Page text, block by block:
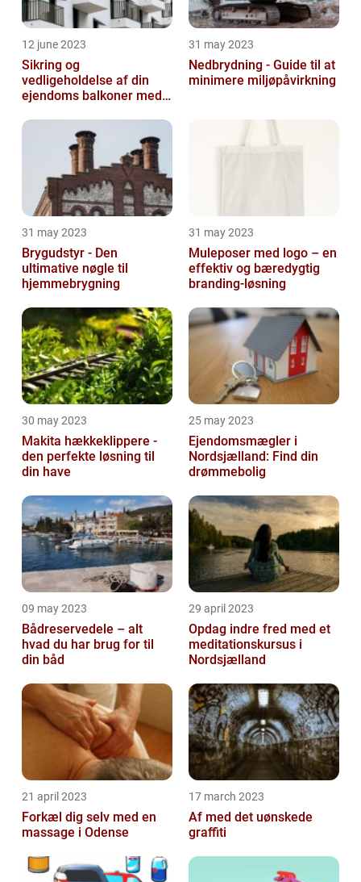
12 june 2023
Sikring og
vedligeholdelse af din
ejendoms balkoner med
31 may 2023
Nedbrydning - Guide til at
minimere miljøpåvirkning
31 may 2023
Brygudstyr - Den
ultimative nøgle til
hjemmebrygning
31 may 2023
Muleposer med logo – en
effektiv og bæredygtig
branding-løsning
30 may 2023
Makita hækkeklippere -
den perfekte løsning til
din have
25 may 2023
Ejendomsmægler i
Nordsjælland: Find din
drømmebolig
09 may 2023
Bådreservedele – alt
hvad du har brug for til
din båd
29 april 2023
Opdag indre fred med et
meditationskursus i
Nordsjælland
21 april 2023
Forkæl dig selv med en
massage i Odense
17 march 2023
Af med det uønskede
graffiti